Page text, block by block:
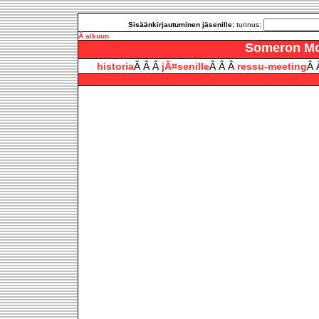
Sisäänkirjautuminen jäsenille:tunnus:
Â alkuun
Someron
historiaÂ Â Â jÃ¤senilleÂ Â Â ressu-meetingÂ